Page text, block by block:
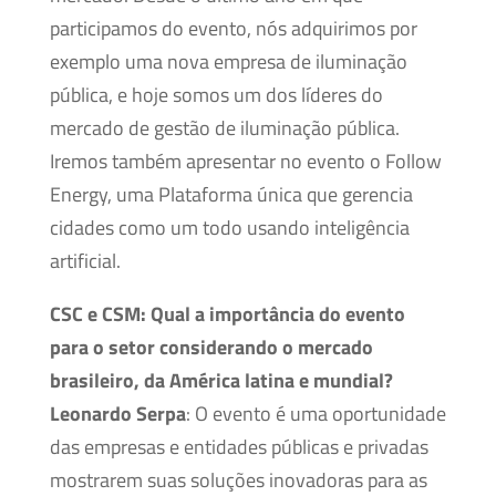
participamos do evento, nós adquirimos por
exemplo uma nova empresa de iluminação
pública, e hoje somos um dos líderes do
mercado de gestão de iluminação pública.
Iremos também apresentar no evento o Follow
Energy, uma Plataforma única que gerencia
cidades como um todo usando inteligência
artificial.
CSC e CSM:Qual a importância do evento
para o setor considerando o mercado
brasileiro, da América latina e mundial?
Leonardo Serpa: O evento é uma oportunidade
das empresas e entidades públicas e privadas
mostrarem suas soluções inovadoras para as